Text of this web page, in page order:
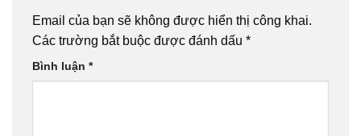
Email của bạn sẽ không được hiển thị công khai.
Các trường bắt buộc được đánh dấu *
Bình luận *